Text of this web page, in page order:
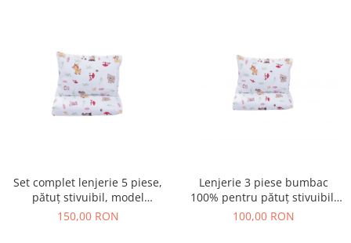
Set complet lenjerie 5 piese,
pătuț stivuibil, model
animăluțe și ciuperci
150,00 RON
Lenjerie 3 piese bumbac
100% pentru pătuț stivuibil,
model animăluțe și ciuperci
100,00 RON